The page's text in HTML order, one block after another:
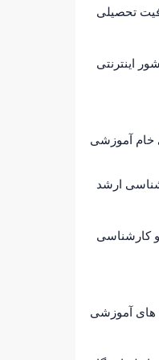
تحصیلی
اینترنتی
خام آموزشی
ارشد
کارشناسی
های آموزشی